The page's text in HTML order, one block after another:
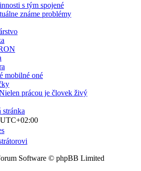
s tým spojené
známe problémy
mobilné oné
prácou je človek živý
stránka
UTC+02:00
Software © phpBB Limited